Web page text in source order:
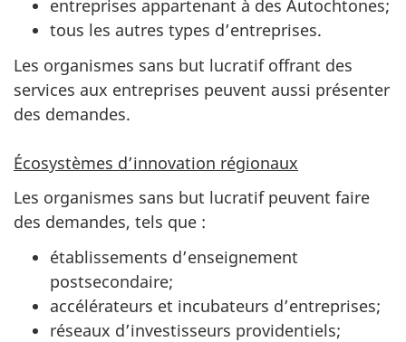
entreprises appartenant à des Autochtones;
tous les autres types d’entreprises.
Les organismes sans but lucratif offrant des
services aux entreprises peuvent aussi présenter
des demandes.
Écosystèmes d’innovation régionaux
Les organismes sans but lucratif peuvent faire
des demandes, tels que :
établissements d’enseignement
postsecondaire;
accélérateurs et incubateurs d’entreprises;
réseaux d’investisseurs providentiels;